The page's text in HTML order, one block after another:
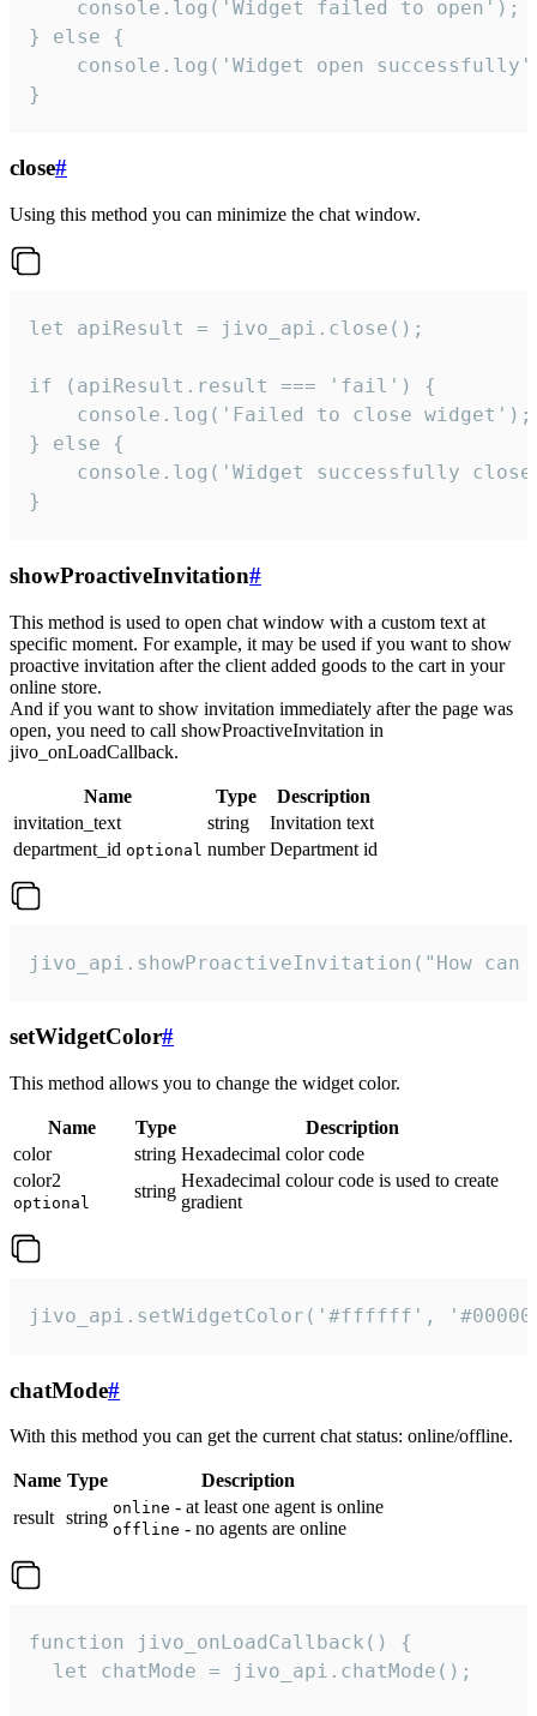
    console.log('Widget failed to open');
} else {
console.log('Widget open
}
close#
Using this method you can minimize the chat window.
let apiResult = jivo_api.close();
if (apiResult.result === 'fail') {
    console.log('Failed to close widget');
} else {
console.log('Widget successfully
}
showProactiveInvitation#
This method is used to open chat window with a custom text at
specific moment. For example, it may be used if you want to show
proactive invitation after the client added goods to the cart in your
online store.
And if you want to show invitation immediately after the page was
open, you need to call showProactiveInvitation in
jivo_onLoadCallback.
Name Type
Description
invitation_text
string
Invitation text
department_id optional number Department id
jivo_api.showProactiveInvitation("How
setWidgetColor#
This method allows you to change the widget color.
Name Type
Description
color
string Hexadecimal color code
color2
optional
string
Hexadecimal colour code is used to create
gradient
jivo_api.setWidgetColor('#ffffff',
chatMode#
With this method you can get the current chat status: online/offline.
Name Type
Description
result string online - at least one agent is online
offline - no agents are online
function jivo_onLoadCallback() {
  let chatMode = jivo_api.chatMode();